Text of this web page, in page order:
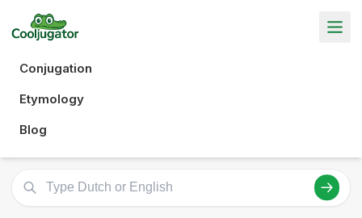
Conjugation
Etymology
Blog